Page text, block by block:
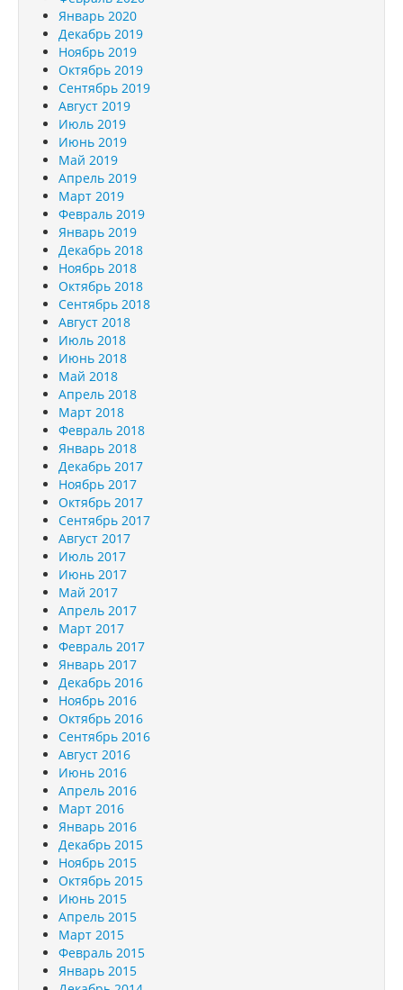
Январь 2020
Декабрь 2019
Ноябрь 2019
Октябрь 2019
Сентябрь 2019
Август 2019
Июль 2019
Июнь 2019
Май 2019
Апрель 2019
Март 2019
Февраль 2019
Январь 2019
Декабрь 2018
Ноябрь 2018
Октябрь 2018
Сентябрь 2018
Август 2018
Июль 2018
Июнь 2018
Май 2018
Апрель 2018
Март 2018
Февраль 2018
Январь 2018
Декабрь 2017
Ноябрь 2017
Октябрь 2017
Сентябрь 2017
Август 2017
Июль 2017
Июнь 2017
Май 2017
Апрель 2017
Март 2017
Февраль 2017
Январь 2017
Декабрь 2016
Ноябрь 2016
Октябрь 2016
Сентябрь 2016
Август 2016
Июнь 2016
Апрель 2016
Март 2016
Январь 2016
Декабрь 2015
Ноябрь 2015
Октябрь 2015
Июнь 2015
Апрель 2015
Март 2015
Февраль 2015
Январь 2015